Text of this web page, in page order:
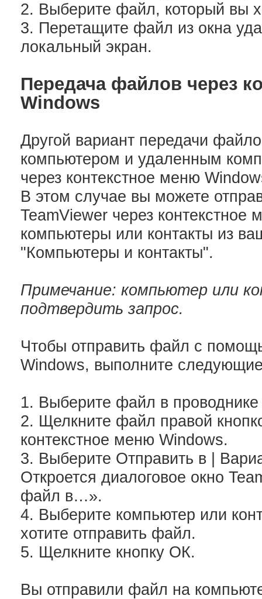
2. Выберите файл, который вы
3. Перетащите файл из окна
локальный экран.
Передача файлов через
Windows
Другой вариант передачи
компьютером и удаленным
через контекстное меню
В этом случае вы можете
TeamViewer через контекстное
компьютеры или контакты из
"Компьютеры и контакты".
Примечание: компьютер или
подтвердить запрос.
Чтобы отправить файл с
Windows, выполните
1. Выберите файл в
2. Щелкните файл правой
контекстное меню Windows.
3. Выберите Отправить в |
Откроется диалоговое окно
файл в…».
4. Выберите компьютер или
хотите отправить файл.
5. Щелкните кнопку ОК.
Вы отправили файл на